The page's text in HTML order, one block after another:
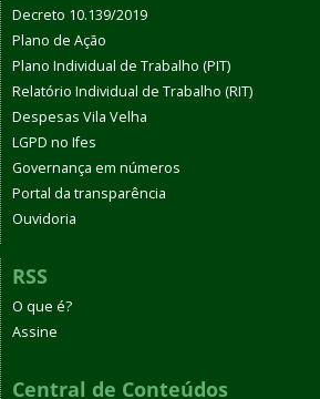
Decreto 10.139/2019
Plano de Ação
Plano Individual de Trabalho (PIT)
Relatório Individual de Trabalho (RIT)
Despesas Vila Velha
LGPD no Ifes
Governança em números
Portal da transparência
Ouvidoria
RSS
O que é?
Assine
Central de Conteúdos